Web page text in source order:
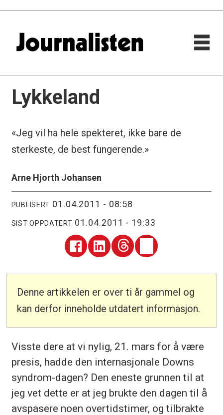
Lykkeland
«Jeg vil ha hele spekteret, ikke bare de
sterkeste, de best fungerende.»
Arne Hjorth Johansen
PUBLISERT 01.04.2011 - 08:58
SIST OPPDATERT 01.04.2011 - 19:33
Denne artikkelen er over ti år gammel og
kan derfor inneholde utdatert informasjon.
Viss­te dere at vi ny­lig, 21. mars for å være
pre­sis, had­de den in­ter­na­sjo­na­le Downs
syn­drom-da­gen? Den enes­te grun­nen til at
jeg vet det­te er at jeg bruk­te den da­gen til å
av­spa­se­re noen over­tids­ti­mer, og til­brak­te